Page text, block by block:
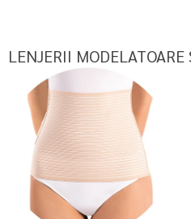
LENJERII
Ono
centura
postnatala
Profil
Expert
XXL